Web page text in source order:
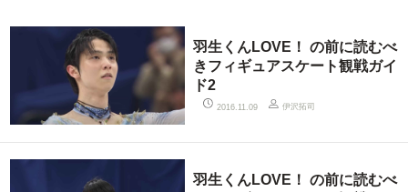
羽生くんLOVE！ の前に読むべ
きフィギュアスケート観戦ガイ
ド2
2016.11.09 伊沢拓司
羽生くんLOVE！ の前に読むべ